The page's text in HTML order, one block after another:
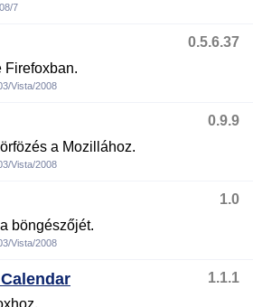
7
0.5.6.37
Firefoxban.
Vista/2008
0.9.9
a Mozillához.
Vista/2008
1.0
böngészőjét.
Vista/2008
1.1.1